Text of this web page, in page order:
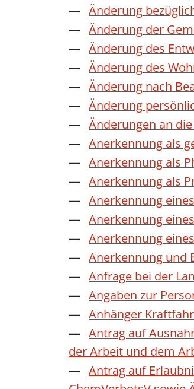
Änderung
Änderung der
Änderung des
Änderung des
Änderung nach
Änderung
Änderungen an
Anerkennung als
Anerkennung als
Anerkennung als
Anerkennung
Anerkennung
Anerkennung
Anerkennung und
Anfrage bei der
Angaben zur
Anhänger
Antrag auf
der Arbeit und dem
Antrag auf